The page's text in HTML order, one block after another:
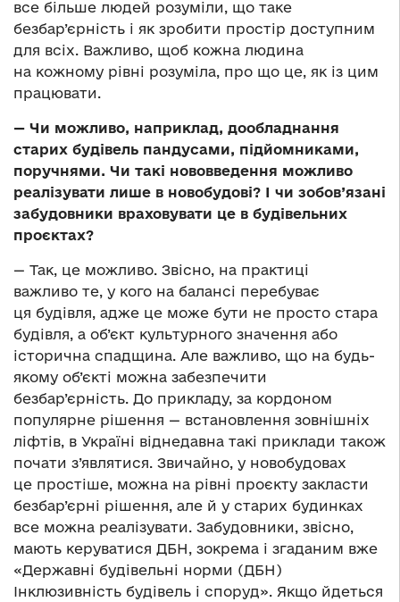
все більше людей розуміли, що таке
безбар’єрність і як зробити простір доступним
для всіх. Важливо, щоб кожна людина
на кожному рівні розуміла, про що це, як із цим
працювати.
— Чи можливо, наприклад, дообладнання
старих будівель пандусами, підйомниками,
поручнями. Чи такі нововведення можливо
реалізувати лише в новобудові? І чи зобов’язані
забудовники враховувати це в будівельних
проєктах?
— Так, це можливо. Звісно, на практиці
важливо те, у кого на балансі перебуває
ця будівля, адже це може бути не просто стара
будівля, а об’єкт культурного значення або
історична спадщина. Але важливо, що на будь-
якому об’єкті можна забезпечити
безбар’єрність. До прикладу, за кордоном
популярне рішення — встановлення зовнішніх
ліфтів, в Україні віднедавна такі приклади також
почати з’являтися. Звичайно, у новобудовах
це простіше, можна на рівні проєкту закласти
безбар’єрні рішення, але й у старих будинках
все можна реалізувати. Забудовники, звісно,
мають керуватися ДБН, зокрема і згаданим вже
«Державні будівельні норми (ДБН)
Інклюзивність будівель і споруд». Якщо йдеться